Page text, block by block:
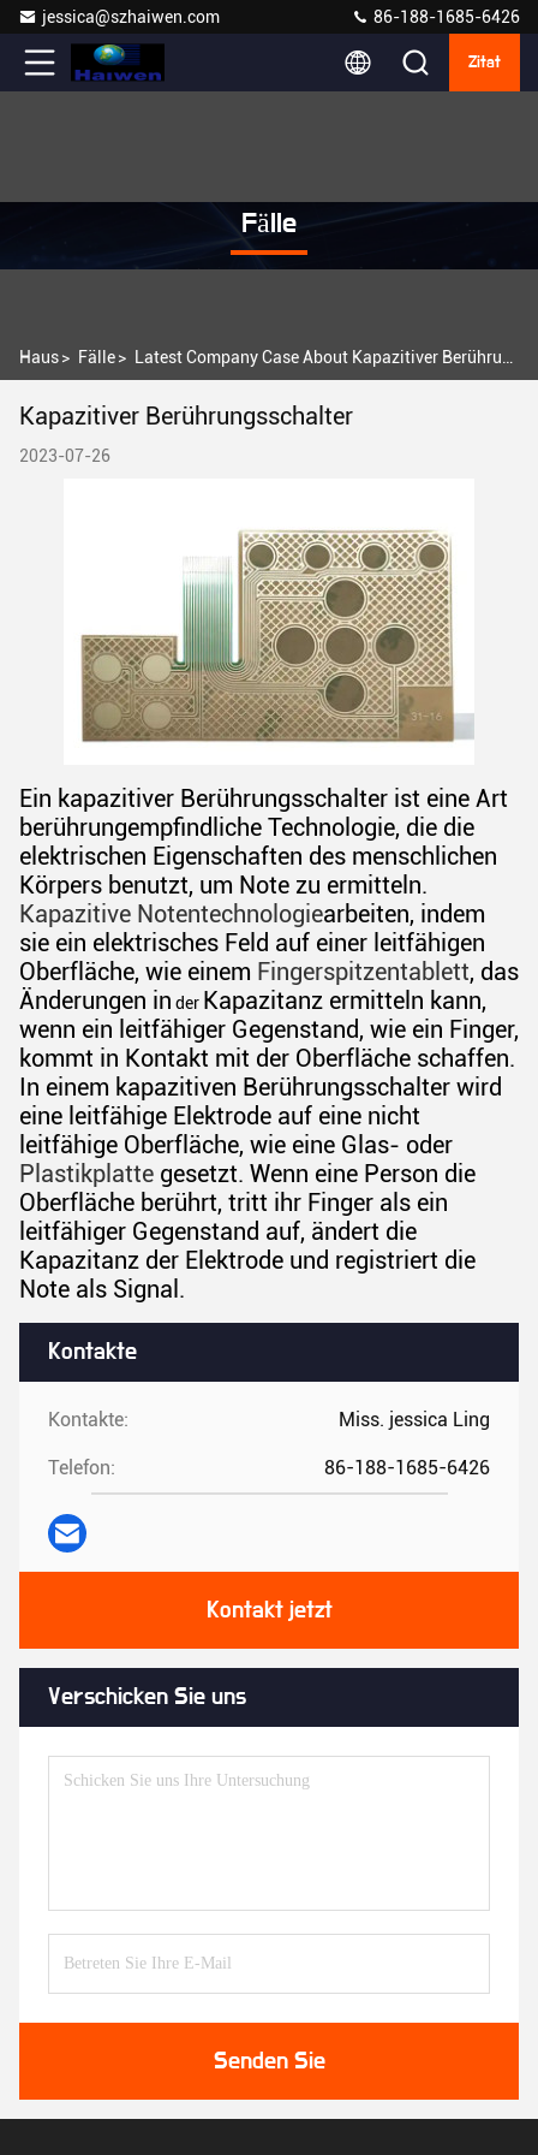
jessica@szhaiwen.com 86-188-1685-6426
Zitat
Fälle
Haus> Fälle>
Kontakte
Kontakte: Miss. jessica Ling
Telefon: 86-188-1685-6426
Kontakt jetzt
Verschicken Sie uns
Senden Sie
Kapazitiver Berührungsschalter
2023-07-26
Ein kapazitiver Berührungsschalter ist eine Art
berührungempfindliche Technologie, die die
elektrischen Eigenschaften des menschlichen
Körpers benutzt, um Note zu ermitteln.
Kapazitive Notentechnologiearbeiten, indem
sie ein elektrisches Feld auf einer leitfähigen
Oberfläche, wie einem Fingerspitzentablett, das
Änderungen in der Kapazitanz ermitteln kann,
wenn ein leitfähiger Gegenstand, wie ein Finger,
kommt in Kontakt mit der Oberfläche schaffen.
In einem kapazitiven Berührungsschalter wird
eine leitfähige Elektrode auf eine nicht
leitfähige Oberfläche, wie eine Glas- oder
Plastikplatte gesetzt. Wenn eine Person die
Oberfläche berührt, tritt ihr Finger als ein
leitfähiger Gegenstand auf, ändert die
Kapazitanz der Elektrode und registriert die
Note als Signal.